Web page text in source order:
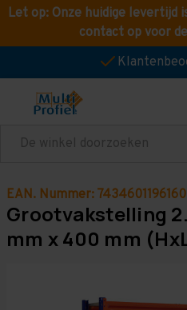
Let op: Onze huidige levertijd
contact op voor
Zoeken
EAN. Nummer: 7434601196160
Grootvakstelling
mm x 400 mm